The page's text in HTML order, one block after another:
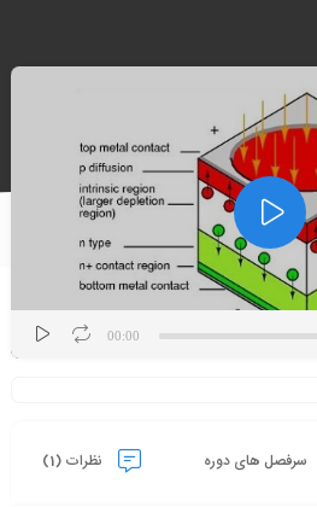
00:00
سرفصل های دوره نظرات (1)